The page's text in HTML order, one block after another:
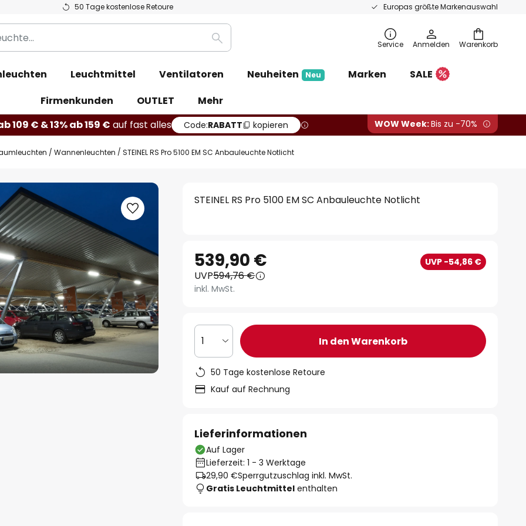
50 Tage kostenlose Retoure Europas größte Markenauswahl
Warenkorb
Suche Service Anmelden
Leuchtmittel Ventilatoren Neuheiten Neu Marken
SALE
Firmenkunden
OUTLET
Mehr
109 € & 13% ab 159 € auf fast alles Code:RABATT kopieren WOW Week:Bis zu -70%
/ Wannenleuchten STEINEL RS Pro 5100 EM SC Anbauleuchte Notlicht
STEINEL RS Pro 5100 EM SC Anbauleuchte Notlicht
539,90 € UVP -54,86 €
UVP594,76 €
inkl. MwSt.
1 In den Warenkorb
50 Tage kostenlose Retoure
Kauf auf Rechnung
Lieferinformationen
Auf Lager
Lieferzeit: 1 - 3 Werktage
29,90 €Sperrgutzuschlag inkl. MwSt.
Gratis Leuchtmittel enthalten